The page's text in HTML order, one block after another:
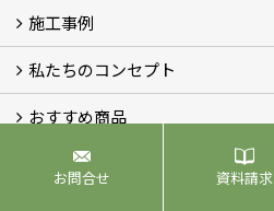
施工事例
施工事例
お客様の声 (46)
私たちのコンセプト
コンセプト
完成までの流れ
お庭のメンテナンスについて
おすすめ商品
オリジナル帆布のサイクルポート
NEW スマートサイクルポート
おしゃれな物置 (8)
門扉 (6)
ウッドフェンス (16)
アイアンの商品 (6)
ガーデニング雑貨 (3)
ガーデン書&ガーデンアート
こだわりのオリジナル商品 一覧
おすすめの植物 (29)
箱庭ガーデン
ポット苗
展示場&デザインルーム
お問合せ 資料請求